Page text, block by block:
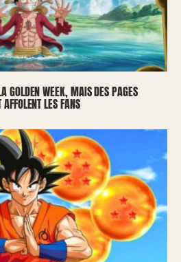
GOLDEN WEEK, MAIS DES PAGES
LES FANS